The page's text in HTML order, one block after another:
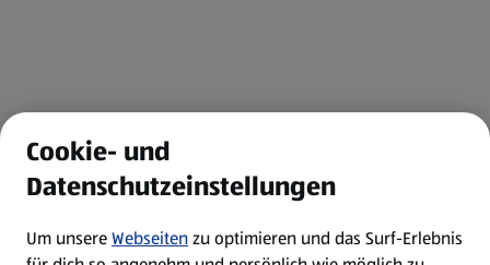
Cookie- und
Datenschutzeinstellungen
Um unsereWebseitenzu optimieren und das Surf-Erlebnis